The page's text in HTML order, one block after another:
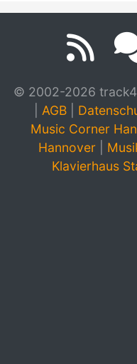
© 2002-2026
AGB
Music Corner
Hannover
Klavierhaus